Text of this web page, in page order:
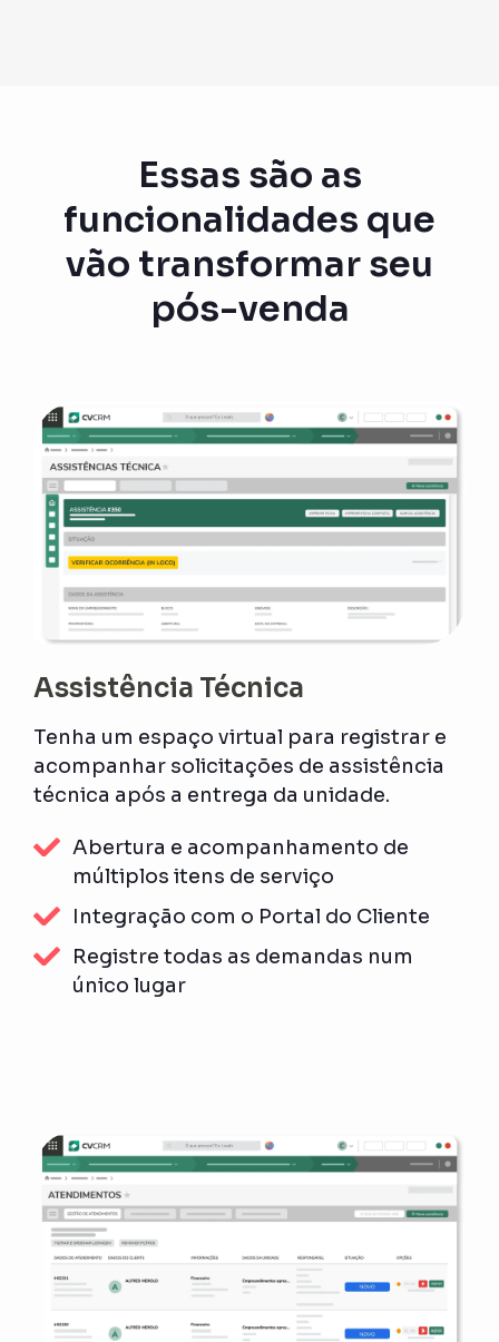
Essas são as
funcionalidades que
vão transformar seu
pós-venda
Assistência Técnica
Tenha um espaço virtual para registrar e
acompanhar solicitações de assistência
técnica após a entrega da unidade.
Abertura e acompanhamento de
múltiplos itens de serviço
Integração com o Portal do Cliente
Registre todas as demandas num
único lugar